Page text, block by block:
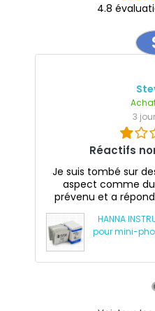
4.8
3
Réactifs
Je suis tombé sur
aspect comme
prévenu et a
HANNA
pour mini-